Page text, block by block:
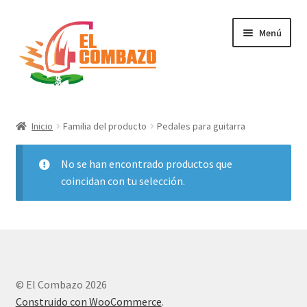
Menú
DJ, Audio e Iluminación PRO
Grabación de Audio & Video
Marcas
Inicio Familia del producto Pedales para guitarra
No se han encontrado productos que
coincidan con tu selección.
© El Combazo 2026
Construido con WooCommerce.